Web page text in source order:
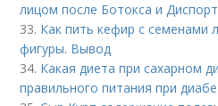
лицом после Ботокса и
33. Как пить кефир с семенами
фигуры. Вывод
34. Какая диета при сахарном
правильного питания при